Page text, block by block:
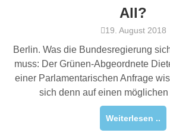
All?
19. August 2018
Berlin. Was die Bundesregierung
muss: Der Grünen-Abgeordnete
einer Parlamentarischen Anfrage
sich denn auf einen
Weiterlesen ..